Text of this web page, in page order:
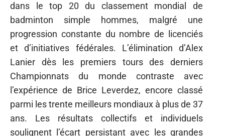
dans le top 20 du classement mondial de
badminton simple hommes, malgré une
progression constante du nombre de licenciés
et d’initiatives fédérales. L’élimination d’Alex
Lanier dès les premiers tours des derniers
Championnats du monde contraste avec
l’expérience de Brice Leverdez, encore classé
parmi les trente meilleurs mondiaux à plus de 37
ans. Les résultats collectifs et individuels
soulignent l’écart persistant avec les grandes